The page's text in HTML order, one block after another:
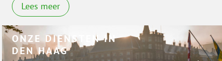
Lees meer
ONZE DIENSTEN IN
DEN HAAG